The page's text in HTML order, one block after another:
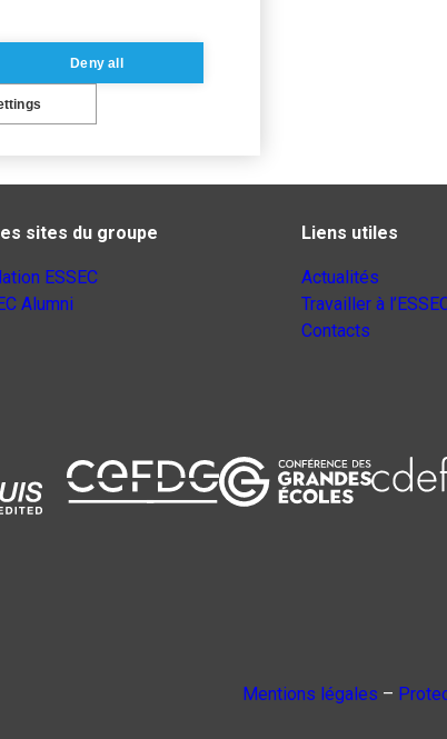
sites du groupe
ESSEC
Alumni
Liens utiles
Actualités
Travailler à
Contacts
Mentions légales –
Deny all